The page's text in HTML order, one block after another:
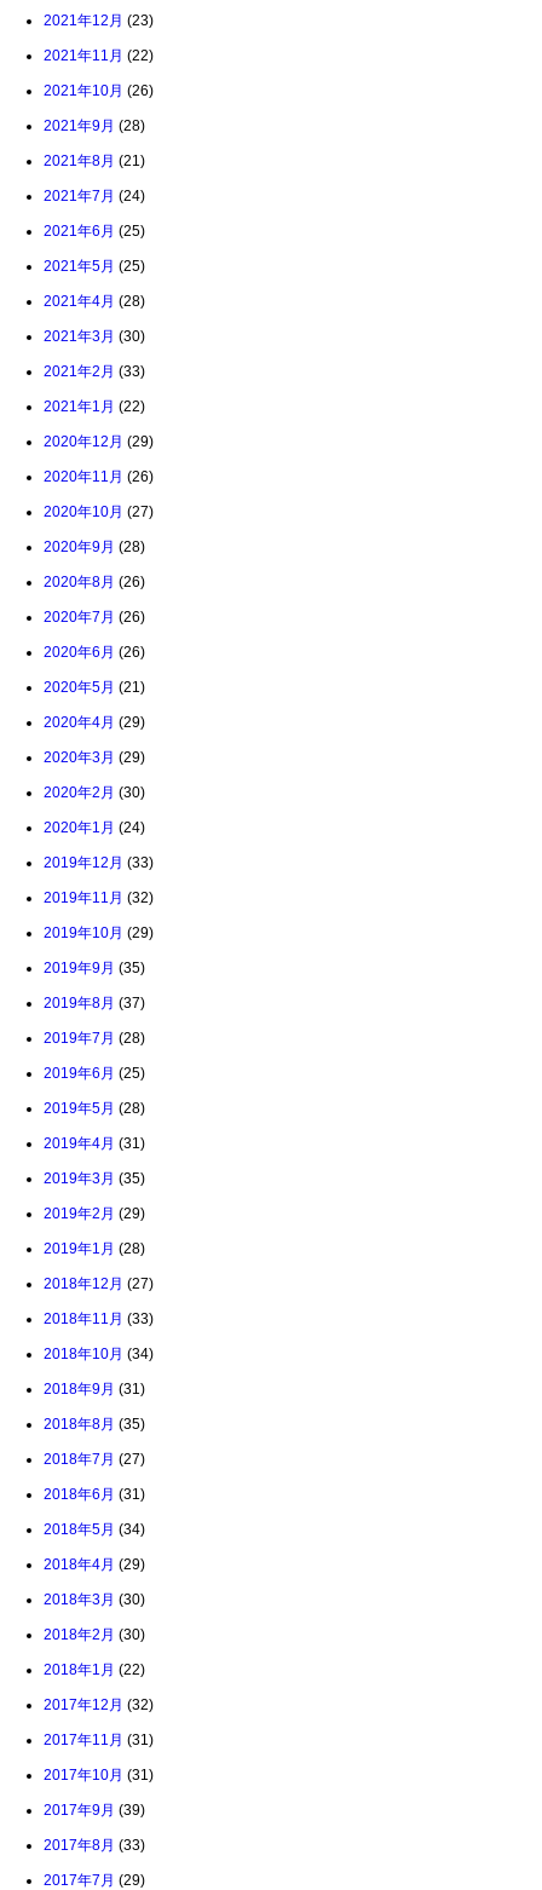
2021年12月 (23)
2021年11月 (22)
2021年10月 (26)
2021年9月 (28)
2021年8月 (21)
2021年7月 (24)
2021年6月 (25)
2021年5月 (25)
2021年4月 (28)
2021年3月 (30)
2021年2月 (33)
2021年1月 (22)
2020年12月 (29)
2020年11月 (26)
2020年10月 (27)
2020年9月 (28)
2020年8月 (26)
2020年7月 (26)
2020年6月 (26)
2020年5月 (21)
2020年4月 (29)
2020年3月 (29)
2020年2月 (30)
2020年1月 (24)
2019年12月 (33)
2019年11月 (32)
2019年10月 (29)
2019年9月 (35)
2019年8月 (37)
2019年7月 (28)
2019年6月 (25)
2019年5月 (28)
2019年4月 (31)
2019年3月 (35)
2019年2月 (29)
2019年1月 (28)
2018年12月 (27)
2018年11月 (33)
2018年10月 (34)
2018年9月 (31)
2018年8月 (35)
2018年7月 (27)
2018年6月 (31)
2018年5月 (34)
2018年4月 (29)
2018年3月 (30)
2018年2月 (30)
2018年1月 (22)
2017年12月 (32)
2017年11月 (31)
2017年10月 (31)
2017年9月 (39)
2017年8月 (33)
2017年7月 (29)